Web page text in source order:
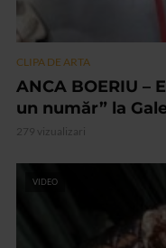
CLIPA DE ARTA
ANCA BOERIU –
un număr” la
279 vizualizari
VIDEO